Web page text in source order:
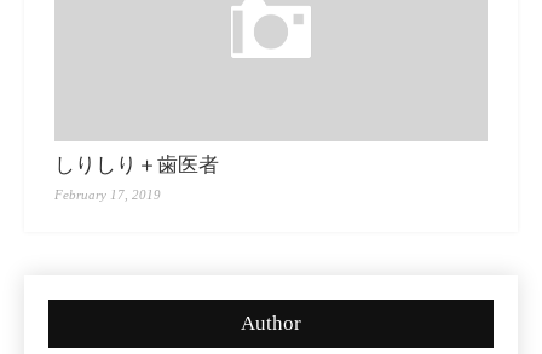
しりしり＋歯医者
February 17, 2019
Author